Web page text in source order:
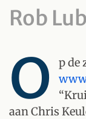
Rob
O
p de
aan Chris